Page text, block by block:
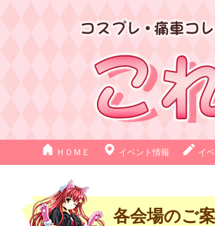
ＨＯＭＥ イベント情報 イ
各会場のご